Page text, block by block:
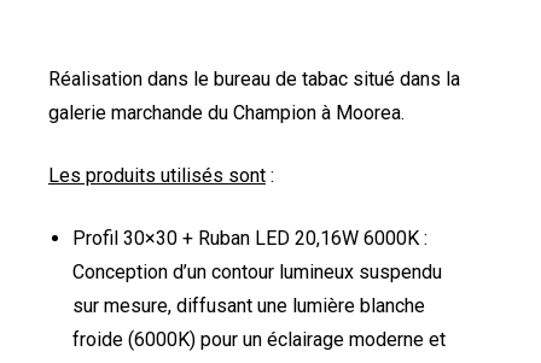
Réalisation dans le bureau de tabac situé dans la
galerie marchande du Champion à Moorea.
Les produits utilisés sont :
Profil 30×30 + Ruban LED 20,16W 6000K :
Conception d’un contour lumineux suspendu
sur mesure, diffusant une lumière blanche
froide (6000K) pour un éclairage moderne et